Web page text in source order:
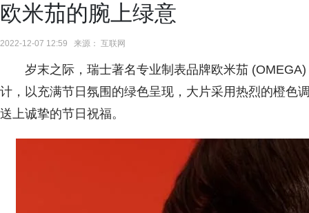
欧米茄的腕上绿意
2022-12-07 12:59 来源： 互联网
岁末之际，瑞士著名专业制表品牌欧米茄
计，以充满节日氛围的绿色呈现，大片采用热烈的橙色
送上诚挚的节日祝福。